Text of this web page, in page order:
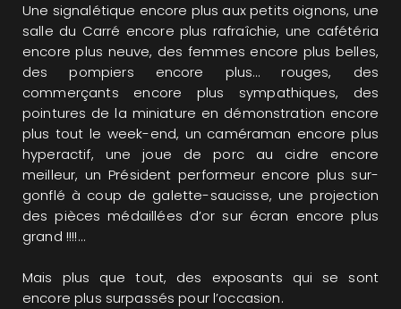
Une signalétique encore plus aux petits oignons, une
salle du Carré encore plus rafraîchie, une cafétéria
encore plus neuve, des femmes encore plus belles,
des pompiers encore plus… rouges, des
commerçants encore plus sympathiques, des
pointures de la miniature en démonstration encore
plus tout le week-end, un caméraman encore plus
hyperactif, une joue de porc au cidre encore
meilleur, un Président performeur encore plus sur-
gonflé à coup de galette-saucisse, une projection
des pièces médaillées d’or sur écran encore plus
grand !!!!...
Mais plus que tout, des exposants qui se sont
encore plus surpassés pour l’occasion.